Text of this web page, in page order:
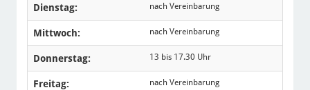
Dienstag: nach Vereinbarung
Mittwoch: nach Vereinbarung
Donnerstag: 13 bis 17.30 Uhr
Freitag: nach Vereinbarung